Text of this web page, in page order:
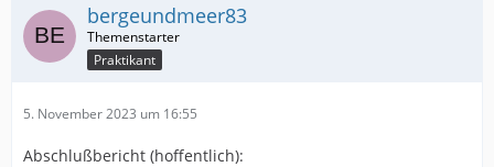
bergeundmeer83
Praktikant
5. November 2023 um 16:55
Abschlußbericht (hoffentlich):